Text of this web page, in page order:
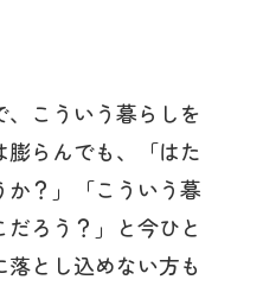
、こういう暮らしを
らんでも、
「はた
か？」「こういう暮
ろう？」と今ひと
とし込めない方も